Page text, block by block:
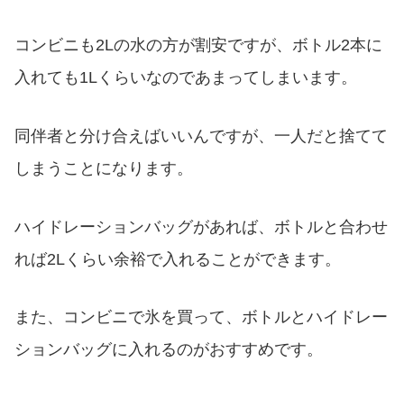
コンビニも2Lの水の方が割安ですが、ボトル2本に
入れても1Lくらいなのであまってしまいます。
同伴者と分け合えばいいんですが、一人だと捨てて
しまうことになります。
ハイドレーションバッグがあれば、ボトルと合わせ
れば2Lくらい余裕で入れることができます。
また、コンビニで氷を買って、ボトルとハイドレー
ションバッグに入れるのがおすすめです。